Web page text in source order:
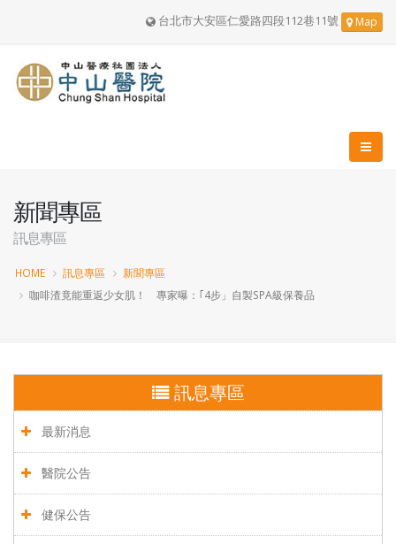
台北市大安區仁愛路四段112巷11號 Map
新聞專區
訊息專區
HOME 訊息專區
新聞專區
咖啡渣竟能重返少女肌！ 專家曝：｢4步」自製SPA級保養品
訊息專區
最新消息
醫院公告
健保公告